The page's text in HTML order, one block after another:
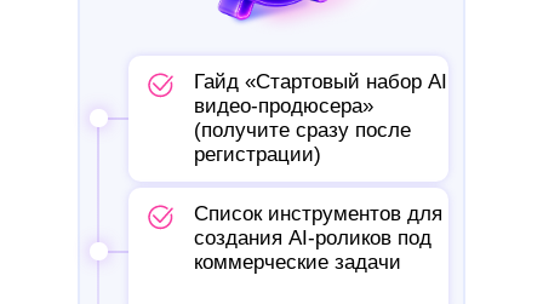
Гайд «Стартовый набор AI
видео-продюсера»
(получите сразу после
регистрации)
Список инструментов для
создания AI-роликов под
коммерческие задачи